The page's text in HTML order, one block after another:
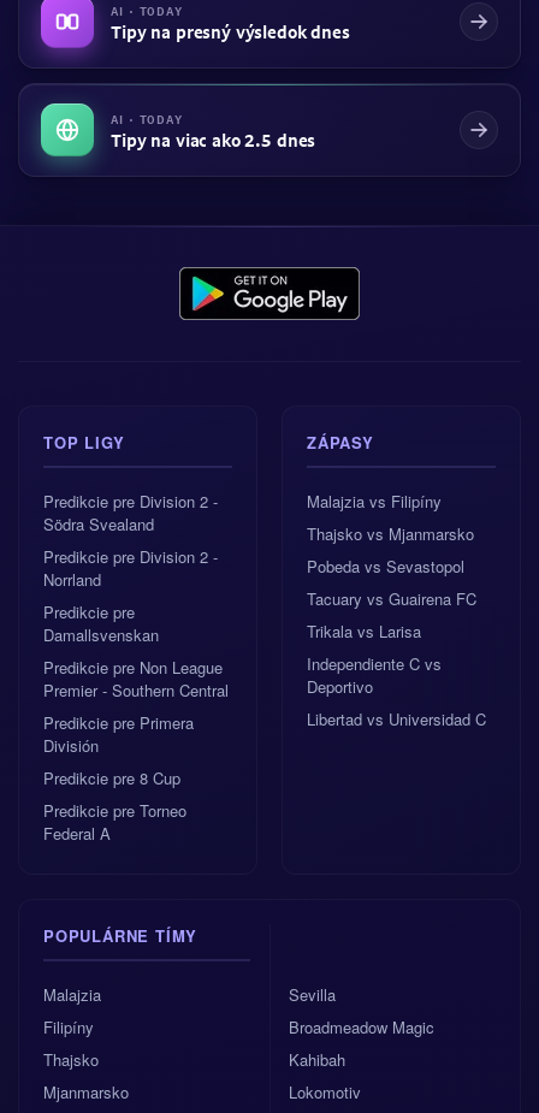
AI · TODAY
Tipy na presný výsledok dnes
AI · TODAY
Tipy na viac ako 2.5 dnes
TOP LIGY
Predikcie pre Division 2 -
Södra Svealand
Predikcie pre Division 2 -
Norrland
Predikcie pre
Damallsvenskan
Predikcie pre Non League
Premier - Southern Central
Predikcie pre Primera
División
Predikcie pre 8 Cup
Predikcie pre Torneo
Federal A
ZÁPASY
Malajzia vs Filipíny
Thajsko vs Mjanmarsko
Pobeda vs Sevastopol
Tacuary vs Guairena FC
Trikala vs Larisa
Independiente C vs
Deportivo
Libertad vs Universidad C
POPULÁRNE TÍMY
Malajzia
Filipíny
Thajsko
Mjanmarsko
Sevilla
Broadmeadow Magic
Kahibah
Lokomotiv